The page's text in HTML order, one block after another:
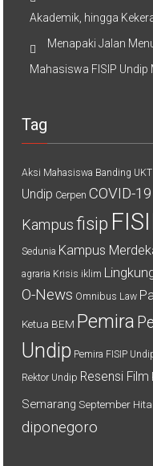
Akademik, hingga
Menapaki Jalan
Mahasiswa FISIP
Tag
Aksi Mahasiswa Banding UKT
Undip Cerpen COVID-19
Kampus fisip
Sedunia Kampus
agraria Krisis iklim
O-News Omnibus Law
Ketua BEM Pemira
Undip Pemira FISIP
Rektor Undip Resensi Film
Semarang September
diponegoro